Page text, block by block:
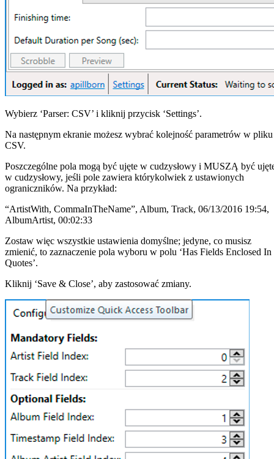
Wybierz ‘Parser: CSV’ i kliknij przycisk ‘Settings’.
Na następnym ekranie możesz wybrać kolejność parametrów w pliku
CSV.
Poszczególne pola mogą być ujęte w cudzysłowy i MUSZĄ być
w cudzysłowy, jeśli pole zawiera którykolwiek z ustawionych
ograniczników. Na przykład:
“ArtistWith, CommaInTheName”, Album, Track, 06/13/2016 19:54,
AlbumArtist, 00:02:33
Zostaw więc wszystkie ustawienia domyślne; jedyne, co musisz
zmienić, to zaznaczenie pola wyboru w polu ‘Has Fields Enclosed In
Quotes’.
Kliknij ‘Save & Close’, aby zastosować zmiany.